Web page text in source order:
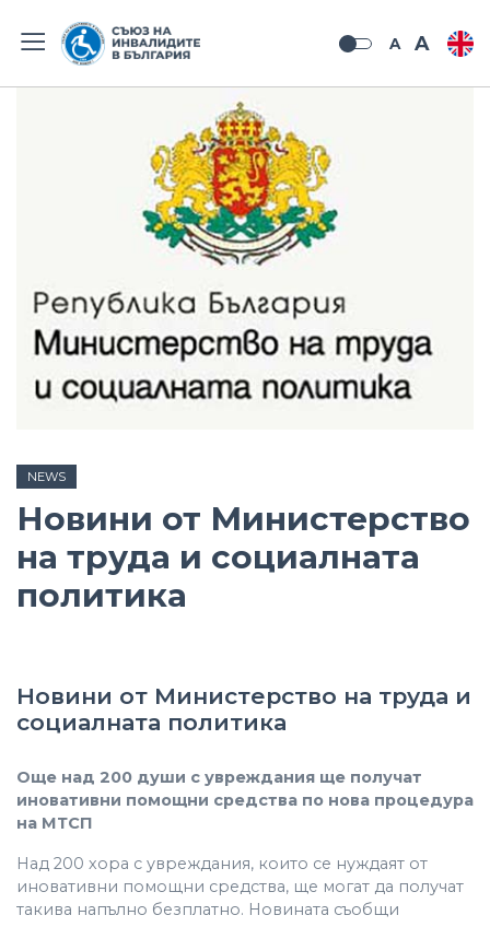
A A
NEWS
Новини от Министерство
на труда и социалната
политика
Новини от Министерство на труда и
социалната политика
Още над 200 души с увреждания ще получат
иновативни помощни средства по нова процедура
на МТСП
Над 200 хора с увреждания, които се нуждаят от
иновативни помощни средства, ще могат да получат
такива напълно безплатно. Новината съобщи